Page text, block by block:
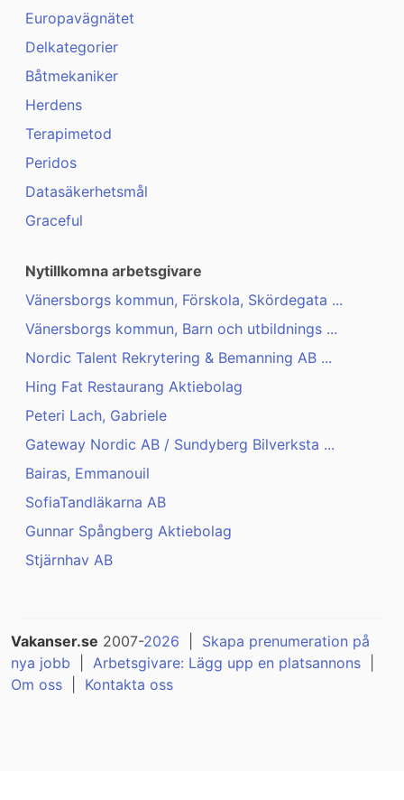
Europavägnätet
Delkategorier
Båtmekaniker
Herdens
Terapimetod
Peridos
Datasäkerhetsmål
Graceful
Nytillkomna arbetsgivare
Vänersborgs kommun, Förskola, Skördegata ...
Vänersborgs kommun, Barn och utbildnings ...
Nordic Talent Rekrytering & Bemanning AB ...
Hing Fat Restaurang Aktiebolag
Peteri Lach, Gabriele
Gateway Nordic AB / Sundyberg Bilverksta ...
Bairas, Emmanouil
SofiaTandläkarna AB
Gunnar Spångberg Aktiebolag
Stjärnhav AB
Vakanser.se 2007-2026
Skapa prenumeration på
nya jobb
Arbetsgivare: Lägg upp en platsannons
Om oss
Kontakta oss